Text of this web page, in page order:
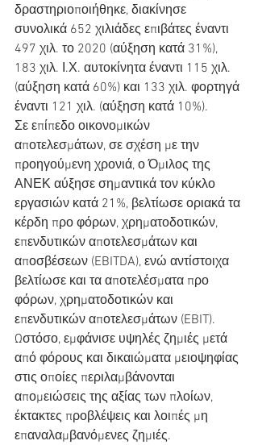
δραστηριοποιήθηκε, διακίνησε
συνολικά 652 χιλιάδες επιβάτες έναντι
497 χιλ. το 2020 (αύξηση κατά 31%),
183 χιλ. Ι.Χ. αυτοκίνητα έναντι 115 χιλ.
(αύξηση κατά 60%) και 133 χιλ. φορτηγά
έναντι 121 χιλ. (αύξηση κατά 10%).
Σε επίπεδο οικονομικών
αποτελεσμάτων, σε σχέση με την
προηγούμενη χρονιά, ο Όμιλος της
ΑΝΕΚ αύξησε σημαντικά τον κύκλο
εργασιών κατά 21%, βελτίωσε οριακά τα
κέρδη προ φόρων, χρηματοδοτικών,
επενδυτικών αποτελεσμάτων και
αποσβέσεων (EBITDA), ενώ αντίστοιχα
βελτίωσε και τα αποτελέσματα προ
φόρων, χρηματοδοτικών και
επενδυτικών αποτελεσμάτων (EBIT).
Ωστόσο, εμφάνισε υψηλές ζημιές μετά
από φόρους και δικαιώματα μειοψηφίας
στις οποίες περιλαμβάνονται
απομειώσεις της αξίας των πλοίων,
έκτακτες προβλέψεις και λοιπές μη
επαναλαμβανόμενες ζημιές.